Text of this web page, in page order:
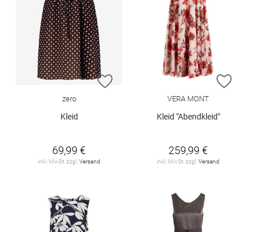
ZUR WUNSCHLISTE HINZUFÜGEN
zero
Kleid
69,99 €
inkl. MwSt. zzgl.Versand
ZUR
VERA MONT
Kleid "Abendkleid"
259,99 €
inkl. MwSt. zzgl.Versand